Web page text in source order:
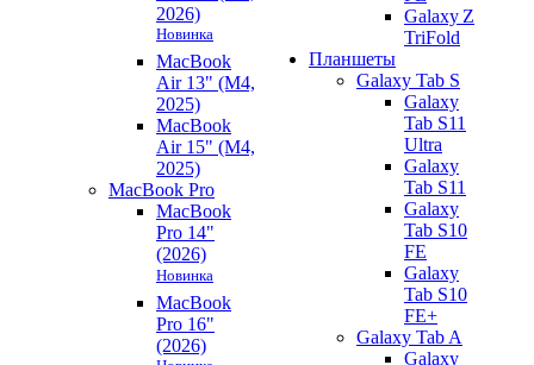
2026)
Новинка
MacBook
Air 13" (M4,
2025)
MacBook
Air 15" (M4,
2025)
MacBook Pro
MacBook
Pro 14"
(2026)
Новинка
MacBook
Pro 16"
(2026)
Galaxy Z
TriFold
Планшеты
Galaxy Tab S
Galaxy
Tab S11
Ultra
Galaxy
Tab S11
Galaxy
Tab S10
FE
Galaxy
Tab S10
FE+
Galaxy Tab A
Galaxy